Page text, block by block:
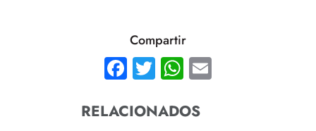
Compartir
Facebook
TwitterWhatsApp
RELACIONADOS